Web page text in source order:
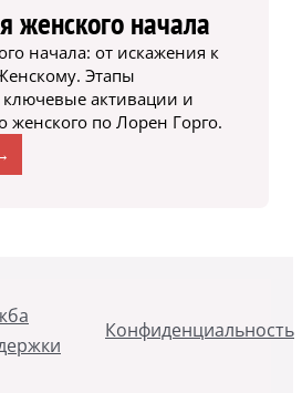
женского начала
начала: от искажения к
Этапы
ключевые активации и
женского по Лорен Горго.
Конфиденциальность